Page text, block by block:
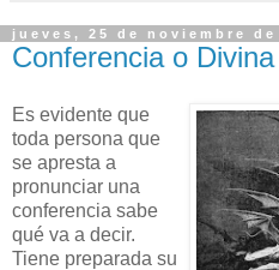
jueves, 25 de noviembre de
Conferencia o
Es evidente que
toda persona que
se apresta a
pronunciar una
conferencia sabe
qué va a decir.
Tiene preparada su